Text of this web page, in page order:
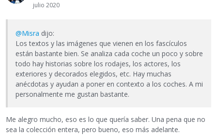
julio 2020
@Misra dijo:
Los textos y las imágenes que vienen en los fascículos
están bastante bien. Se analiza cada coche un poco y sobre
todo hay historias sobre los rodajes, los actores, los
exteriores y decorados elegidos, etc. Hay muchas
anécdotas y ayudan a poner en contexto a los coches. A mi
personalmente me gustan bastante.
Me alegro mucho, eso es lo que quería saber. Una pena que no
sea la colección entera, pero bueno, eso más adelante.